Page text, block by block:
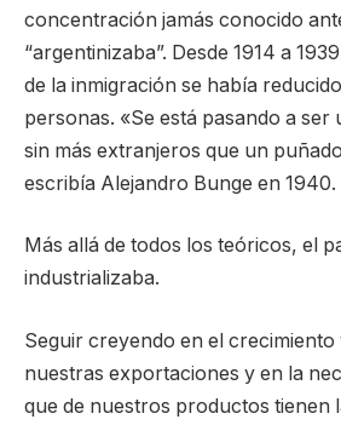
concentración jamás conocido
“argentinizaba”. Desde 1914 a
de la inmigración se había
personas. «Se está pasando a ser
sin más extranjeros que un
escribía Alejandro Bunge en 1940.
Más allá de todos los teóricos, el
industrializaba.
Seguir creyendo en el
nuestras exportaciones y en la
que de nuestros productos tienen